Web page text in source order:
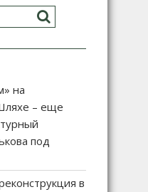
на
– еще
под
в